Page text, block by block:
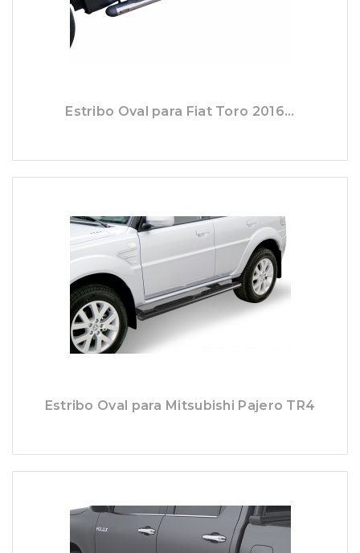
Estribo Oval para Fiat Toro 2016...
Estribo Oval para Mitsubishi Pajero TR4